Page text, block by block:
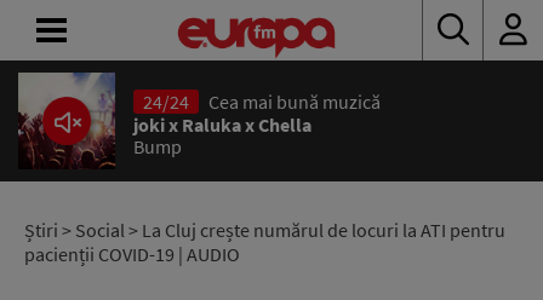
24/24
Cea mai bună muzică
joki x Raluka x Chella
Bump
Știri > Social> La Cluj crește numărul de locuri la ATI pentru
pacienții COVID-19 | AUDIO
ACASĂ
ȘTIRI
RADIO